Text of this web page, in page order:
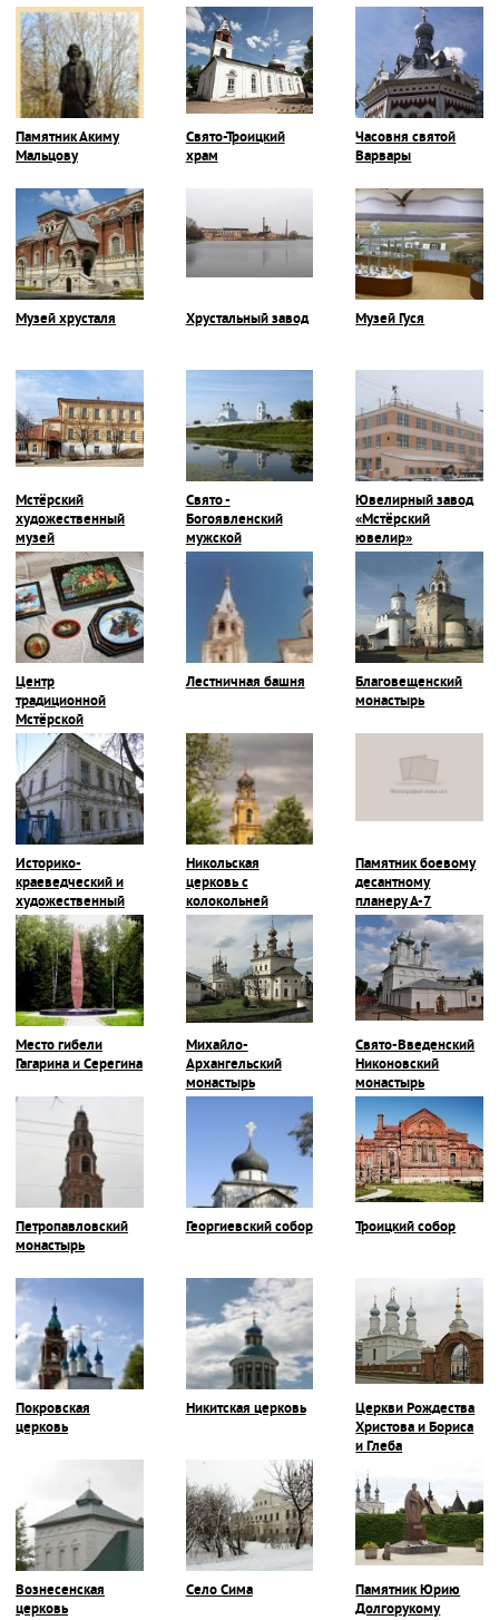
Памятник Акиму
Мальцову
Свято-Троицкий
храм
Часовня святой
Варвары
Музей хрусталя Хрустальный завод Музей Гуся
Мстёрский
художественный
музей
Свято -
Богоявленский
мужской
Ювелирный завод
«Мстёрский
ювелир»
Центр
традиционной
Мстёрской
миниатюры
Лестничная башня
Благовещенский
монастырь
Историко-
краеведческий и
художественный
музей
Никольская
церковь с
колокольней
Памятник боевому
десантному
планеру А-7
Место гибели
Гагарина и Серегина
Михайло-
Архангельский
монастырь
Свято-Введенский
Никоновский
монастырь
Петропавловский
монастырь
Георгиевский собор Троицкий собор
Покровская
церковь
Никитская церковь
Церкви Рождества
Христова и Бориса
и Глеба
Вознесенская
церковь
Село Сима
Памятник Юрию
Долгорукому